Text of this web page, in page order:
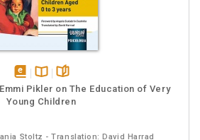
disponível
em
Disponível
na
páginas
Pikler on The Education of Very
Young Children
Stoltz - Translation: David Harrad